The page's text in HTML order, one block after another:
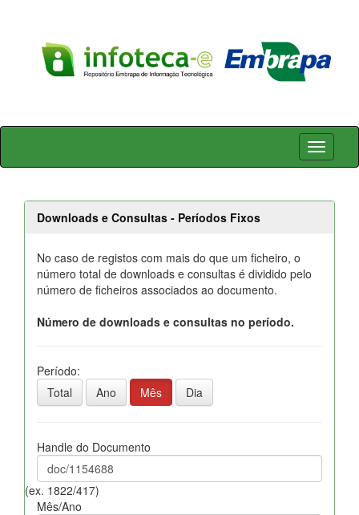
Skip
Downloads e Consultas - Períodos Fixos
No caso de registos com mais do que um ficheiro, o
número total de downloads e consultas é dividido pelo
número de ficheiros associados ao documento.
Número de downloads e consultas no período.
Período:
Total
Ano Mês Dia
Handle do Documento
(ex. 1822/417)
Mês/Ano